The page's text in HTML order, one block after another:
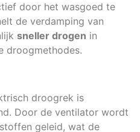
door het wasgoed te
de verdamping van
sneller drogen in
droogmethodes.
droogrek is
Door de ventilator wordt
geleid, wat de